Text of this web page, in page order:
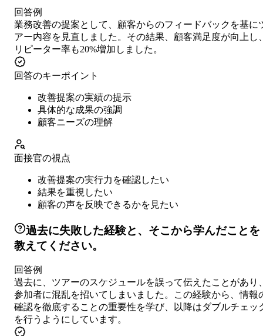
回答例
業務改善の提案として、顧客からのフィードバックを基に
アー内容を見直しました。その結果、顧客満足度が向上し
リピーター率も20%増加しました。
回答のキーポイント
改善提案の実績の提示
具体的な成果の強調
顧客ニーズの理解
面接官の視点
改善提案の実行力を確認したい
結果を重視したい
顧客の声を反映できるかを見たい
過去に失敗した経験と、そこから学んだことを
教えてください。
回答例
過去に、ツアーのスケジュールを誤って伝えたことがあり
参加者に混乱を招いてしまいました。この経験から、情報
確認を徹底することの重要性を学び、以降はダブルチェッ
を行うようにしています。